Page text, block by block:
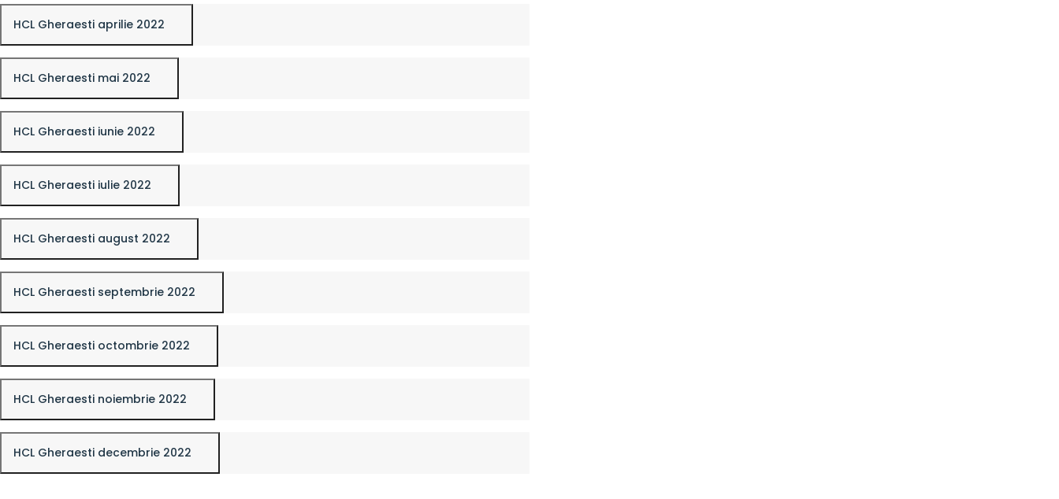
HCL Gheraesti aprilie 2022
HCL Gheraesti mai 2022
HCL Gheraesti iunie 2022
HCL Gheraesti iulie 2022
HCL Gheraesti august 2022
HCL Gheraesti septembrie 2022
HCL Gheraesti octombrie 2022
HCL Gheraesti noiembrie 2022
HCL Gheraesti decembrie 2022